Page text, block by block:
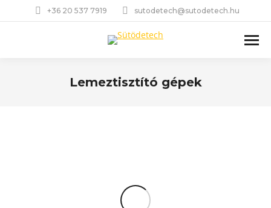
+36 20 537 7919 sutodetech@sutodetech.hu
Lemeztisztító gépek